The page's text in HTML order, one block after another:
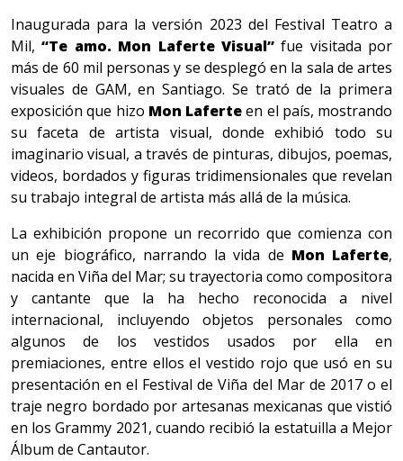
Inaugurada para la versión 2023 del Festival Teatro a
Mil,“Te amo. Mon Laferte Visual”fue visitada por
más de 60 mil personas y se desplegó en la sala de artes
visuales de GAM, en Santiago. Se trató de la primera
exposición que hizo Mon Laferteen el país, mostrando
su faceta de artista visual, donde exhibió todo su
imaginario visual, a través de pinturas, dibujos, poemas,
videos, bordados y figuras tridimensionales que revelan
su trabajo integral de artista más allá de la música.
La exhibición propone un recorrido que comienza con
un eje biográfico, narrando la vida de Mon Laferte,
nacida en Viña del Mar; su trayectoria como compositora
y cantante que la ha hecho reconocida a nivel
internacional, incluyendo objetos personales como
algunos de los vestidos usados por ella en
premiaciones, entre ellos el vestido rojo que usó en su
presentación en el Festival de Viña del Mar de 2017 o el
traje negro bordado por artesanas mexicanas que vistió
en los Grammy 2021, cuando recibió la estatuilla a Mejor
Álbum de Cantautor.